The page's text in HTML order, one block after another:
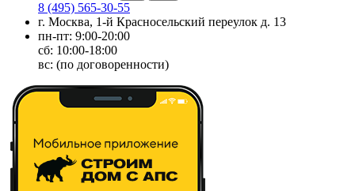
8 (495) 565-30-55
г. Москва, 1-й Красносельский переулок д. 13
пн-пт: 9:00-20:00
сб: 10:00-18:00
вс: (по договоренности)